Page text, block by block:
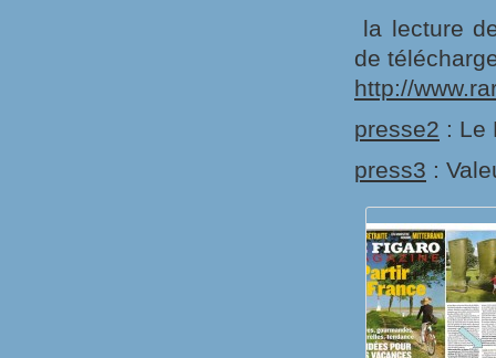
la lecture
de
http://
presse2 : Le
press3 :